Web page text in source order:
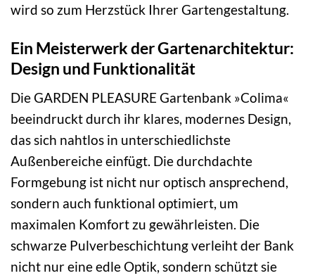
wird so zum Herzstück Ihrer Gartengestaltung.
Ein Meisterwerk der Gartenarchitektur:
Design und Funktionalität
Die GARDEN PLEASURE Gartenbank »Colima«
beeindruckt durch ihr klares, modernes Design,
das sich nahtlos in unterschiedlichste
Außenbereiche einfügt. Die durchdachte
Formgebung ist nicht nur optisch ansprechend,
sondern auch funktional optimiert, um
maximalen Komfort zu gewährleisten. Die
schwarze Pulverbeschichtung verleiht der Bank
nicht nur eine edle Optik, sondern schützt sie